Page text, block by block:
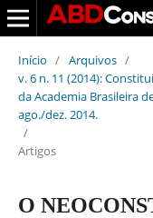
Início / Arquivos /
v. 6 n. 11 (2014):
da Academia Brasileira
ago./dez. 2014.
/
Artigos
O